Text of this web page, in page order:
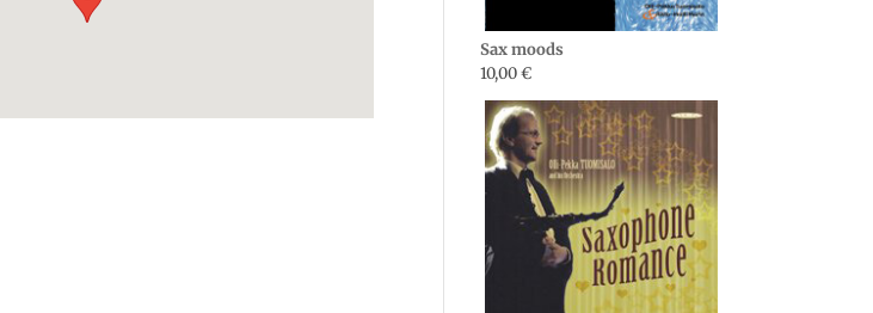
Sax moods
10,00€